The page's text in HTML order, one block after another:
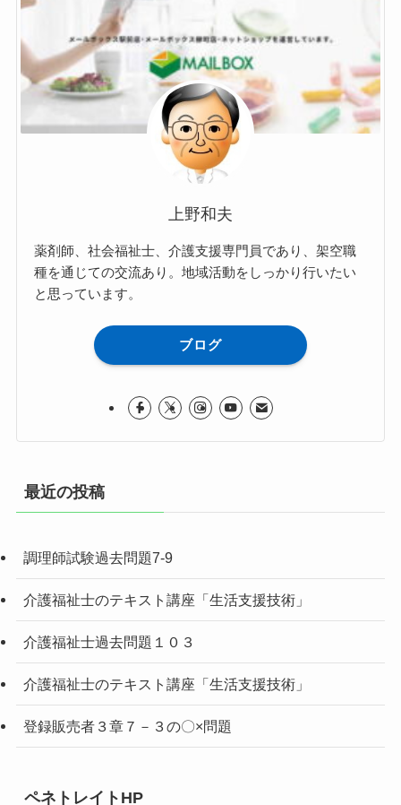
上野和夫
薬剤師、社会福祉士、介護支援専門員であり、架空職
種を通じての交流あり。地域活動をしっかり行いたい
と思っています。
ブログ
最近の投稿
調理師試験過去問題7-9
介護福祉士のテキスト講座「生活支援技術」
介護福祉士過去問題１０３
介護福祉士のテキスト講座「生活支援技術」
登録販売者３章７－３の〇×問題
ペネトレイトHP